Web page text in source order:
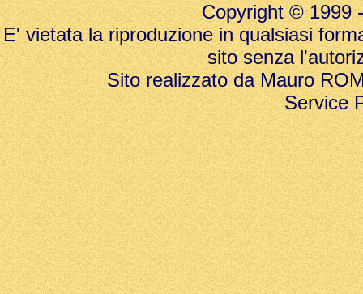
Copyright © 1999
E' vietata la riproduzione in qualsiasi
sito senza
Sito realizzato da Mauro
Service